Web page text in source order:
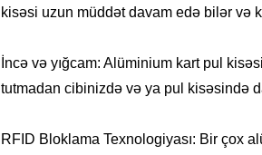
kisəsi uzun müddət davam edə bilər və
İncə və yığcam: Alüminium kart pul
tutmadan cibinizdə və ya pul kisəsində
RFID Bloklama Texnologiyası: Bir çox